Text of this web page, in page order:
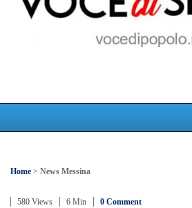
Home > News Messina
580 Views 6 Min 0 Comment